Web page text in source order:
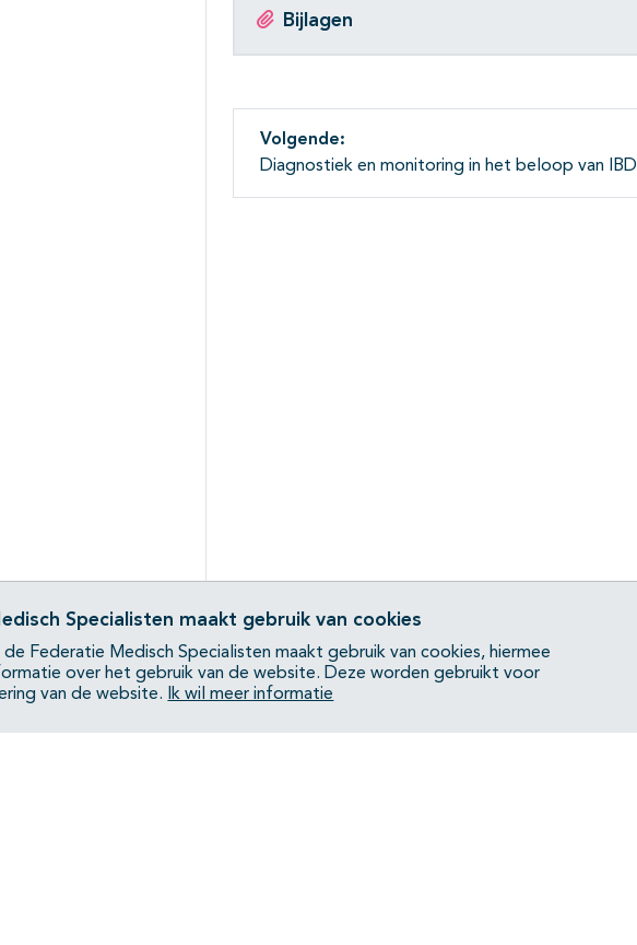
Bijlagen
Volgende:
Diagnostiek en monitoring in het beloop van IBD
Specialisten maakt gebruik van cookies
Federatie Medisch Specialisten maakt gebruik van cookies, hiermee
over het gebruik van de website. Deze worden gebruikt voor
van de website.
Ik wil meer informatie